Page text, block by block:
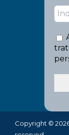
Copyright ©